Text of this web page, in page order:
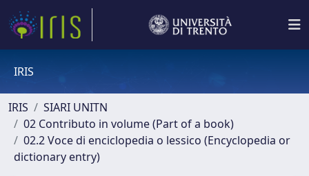
IRIS
IRIS
SIARI UNITN
02 Contributo in volume (Part of a book)
02.2 Voce di enciclopedia o lessico (Encyclopedia or
dictionary entry)